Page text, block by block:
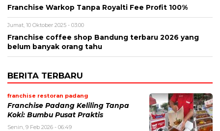
Franchise Warkop Tanpa Royalti Fee Profit 100%
Jumat, 10 Oktober 2025 - 03:00
Franchise coffee shop Bandung terbaru 2026 yang
belum banyak orang tahu
BERITA TERBARU
franchise restoran padang
Franchise Padang Keliling Tanpa
Koki: Bumbu Pusat Praktis
Senin, 9 Feb 2026 - 06:49